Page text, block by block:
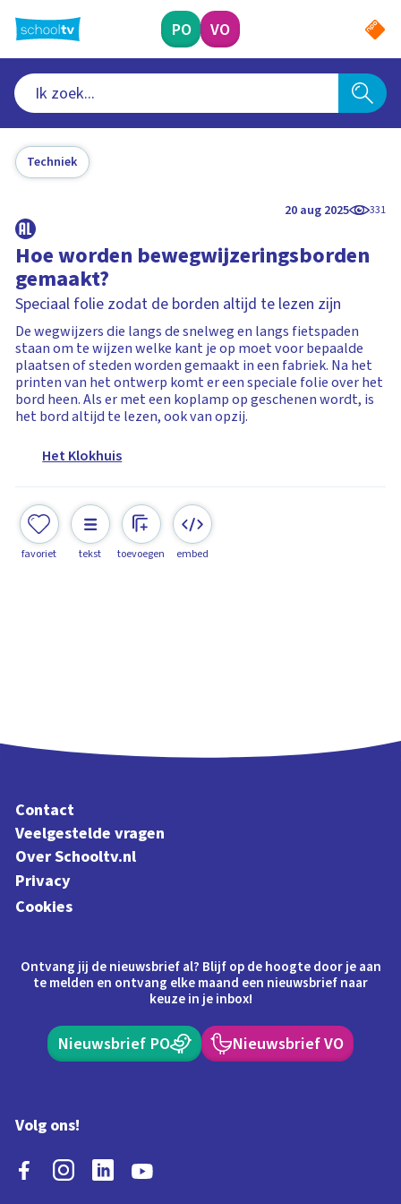
naar
hoofdinhoud
PO VO
Techniek
20 aug 2025 331
Hoe worden bewegwijzeringsborden
gemaakt?
Speciaal folie zodat de borden altijd te lezen zijn
De wegwijzers die langs de snelweg en langs fietspaden
staan om te wijzen welke kant je op moet voor bepaalde
plaatsen of steden worden gemaakt in een fabriek. Na het
printen van het ontwerp komt er een speciale folie over het
bord heen. Als er met een koplamp op geschenen wordt, is
het bord altijd te lezen, ook van opzij.
Het Klokhuis
favoriet tekst toevoegen embed
Contact
Veelgestelde vragen
Over Schooltv.nl
Privacy
Cookies
Ontvang jij de nieuwsbrief al? Blijf op de hoogte door je aan
te melden en ontvang elke maand een nieuwsbrief naar
keuze in je inbox!
Nieuwsbrief PO Nieuwsbrief VO
Volg ons!